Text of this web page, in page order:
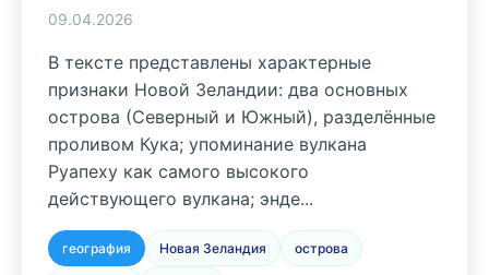
09.04.2026
В тексте представлены характерные
признаки Новой Зеландии: два основных
острова (Северный и Южный), разделённые
проливом Кука; упоминание вулкана
Руапеху как самого высокого
действующего вулкана; энде...
география Новая Зеландия острова